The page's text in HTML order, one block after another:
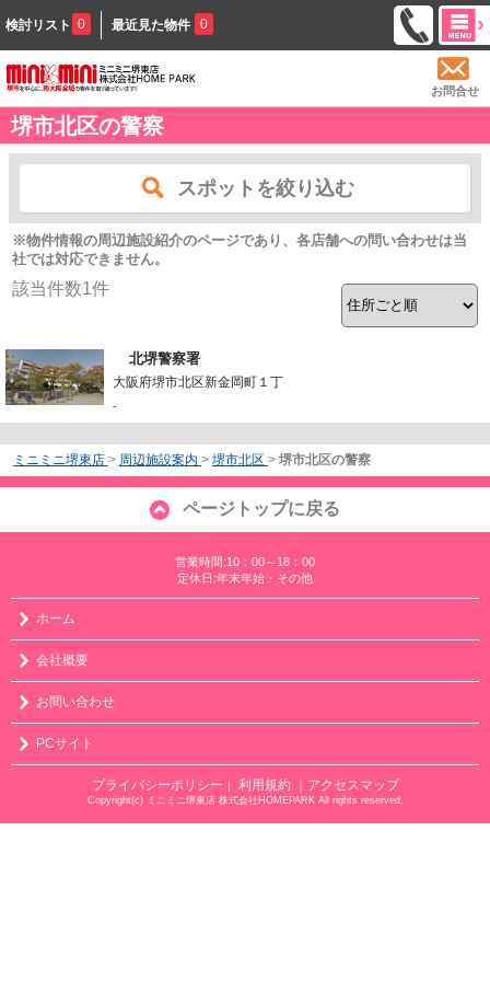
検討リスト 0 最近見た物件 0
お問合せ
堺市北区の警察
スポットを絞り込む
※物件情報の周辺施設紹介のページであり、各店舗への問い合わせは当
社では対応できません。
該当件数1件
北堺警察署
大阪府堺市北区新金岡町１丁
-
ミニミニ堺東店 > 周辺施設案内 > 堺市北区 > 堺市北区の警察
ページトップに戻る
営業時間:10：00～18：00
定休日:年末年始・その他
ホーム
会社概要
お問い合わせ
PCサイト
プライバシーポリシー ｜ 利用規約 ｜アクセスマップ
Copyright(c) ミニミニ堺東店 株式会社HOMEPARK All rights reserved.